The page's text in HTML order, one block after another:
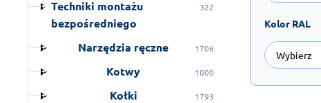
Techniki montażu
bezpośredniego
322
Narzędzia ręczne 1706
Kotwy 1000
Kołki 1793
Kolor RAL